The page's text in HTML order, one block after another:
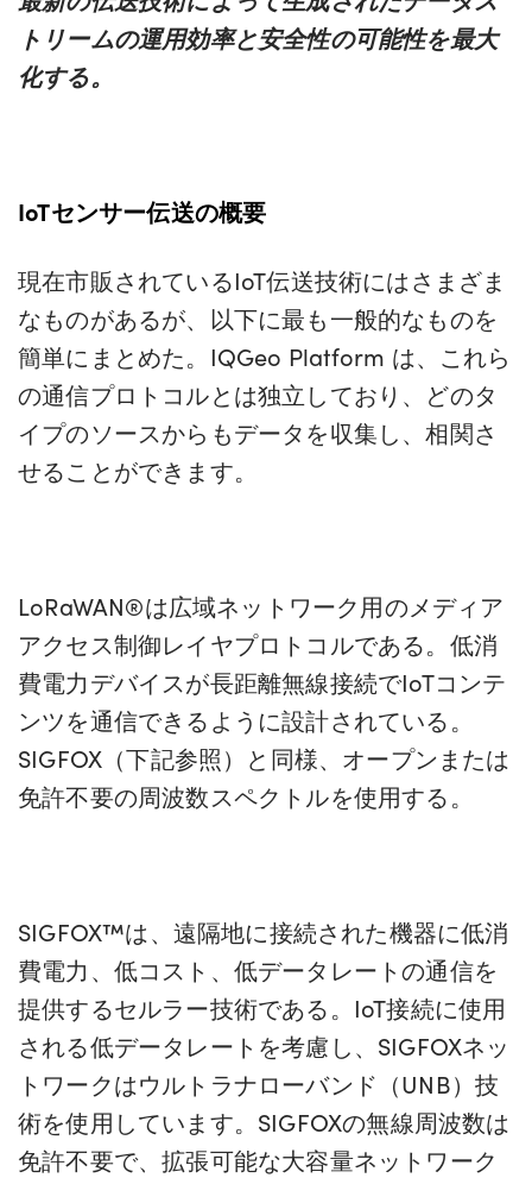
トリームの運用効率と安全性の可能性を最大
化する。
IoTセンサー伝送の概要
現在市販されているIoT伝送技術にはさまざま
なものがあるが、以下に最も一般的なものを
簡単にまとめた。IQGeo Platform は、これら
の通信プロトコルとは独立しており、どのタ
イプのソースからもデータを収集し、相関さ
せることができます。
LoRaWAN®は広域ネットワーク用のメディア
アクセス制御レイヤプロトコルである。低消
費電力デバイスが長距離無線接続でIoTコンテ
ンツを通信できるように設計されている。
SIGFOX（下記参照）と同様、オープンまたは
免許不要の周波数スペクトルを使用する。
SIGFOX™は、遠隔地に接続された機器に低消
費電力、低コスト、低データレートの通信を
提供するセルラー技術である。IoT接続に使用
される低データレートを考慮し、SIGFOXネッ
トワークはウルトラナローバンド（UNB）技
術を使用しています。SIGFOXの無線周波数は
免許不要で、拡張可能な大容量ネットワーク